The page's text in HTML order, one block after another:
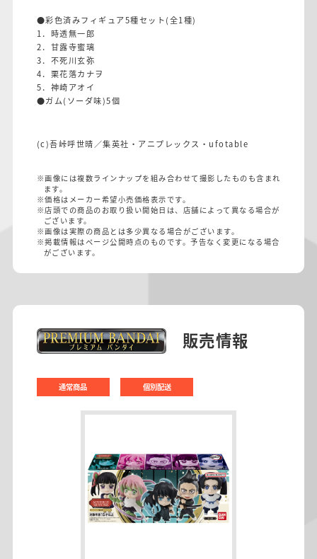
●彩色済みフィギュア5種セット(全1種)
1．時透無一郎
2．甘露寺蜜璃
3．不死川玄弥
4．栗花落カナヲ
5．神崎アオイ
●ガム(ソーダ味)5個
(c)吾峠呼世晴／集英社・アニプレックス・ufotable
※画像には複数ラインナップを組み合わせて撮影したものも含まれ
ます。
※価格はメーカー希望小売価格表示です。
※店頭での商品のお取り扱い開始日は、店舗によって異なる場合が
ございます。
※画像は実際の商品とは多少異なる場合がございます。
※掲載情報はページ公開時点のものです。予告なく変更になる場合
がございます。
販売情報
通常商品 個別配送